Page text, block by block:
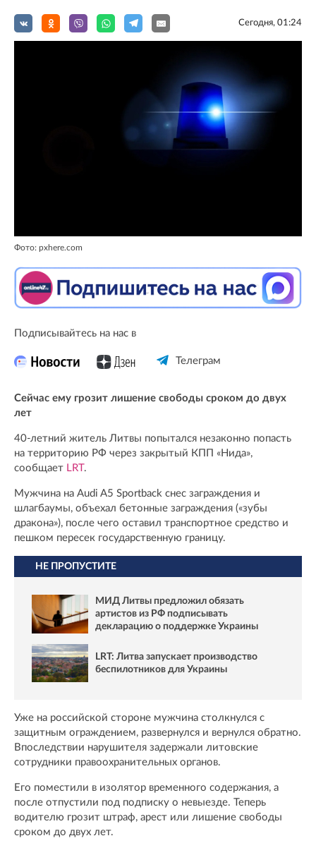
Сегодня, 01:24
Фото: pxhere.com
Подписывайтесь на нас в
Телеграм
Сейчас ему грозит лишение свободы сроком до двух
лет
40-летний житель Литвы попытался незаконно попасть
на территорию РФ через закрытый КПП «Нида»,
сообщает LRT.
Мужчина на Audi A5 Sportback снес заграждения и
шлагбаумы, объехал бетонные заграждения («зубы
дракона»), после чего оставил транспортное средство и
пешком пересек государственную границу.
НЕ ПРОПУСТИТЕ
МИД Литвы предложил обязать
артистов из РФ подписывать
декларацию о поддержке Украины
LRT: Литва запускает производство
беспилотников для Украины
Уже на российской стороне мужчина столкнулся с
защитным ограждением, развернулся и вернулся обратно.
Впоследствии нарушителя задержали литовские
сотрудники правоохранительных органов.
Его поместили в изолятор временного содержания, а
после отпустили под подписку о невыезде. Теперь
водителю грозит штраф, арест или лишение свободы
сроком до двух лет.